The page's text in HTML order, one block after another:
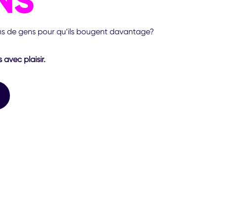
de gens pour qu’ils bougent davantage?
avec plaisir.